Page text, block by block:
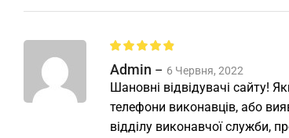
Admin – 6 Червня, 2022
Шановні відвідувачі сайту!
телефони виконавців, або
відділу виконавчої служби,